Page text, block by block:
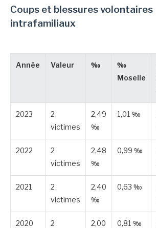
Coups et blessures volontaires
intrafamiliaux
Année Valeur ‰
‰
Moselle
2023
2
victimes
2,49
‰
1,01 ‰
2022
2
victimes
2,48
‰
0,99 ‰
2021
2
victimes
2,40
‰
0,63 ‰
2020
2
2,00
0,81 ‰